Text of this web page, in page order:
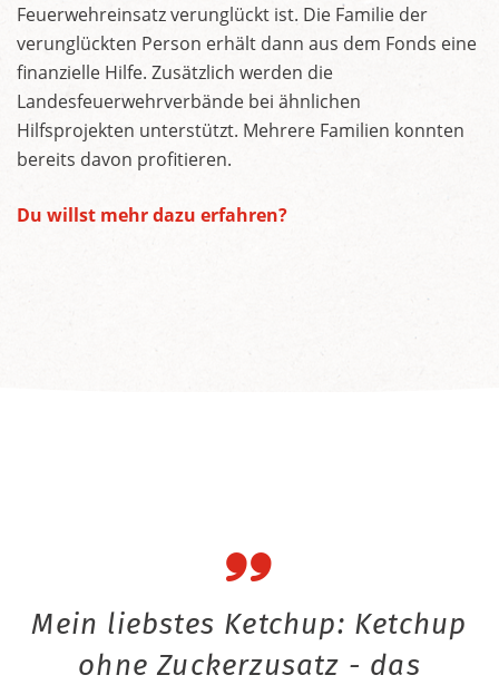
Feuerwehreinsatz verunglückt ist. Die Familie der
verunglückten Person erhält dann aus dem Fonds eine
finanzielle Hilfe. Zusätzlich werden die
Landesfeuerwehrverbände bei ähnlichen
Hilfsprojekten unterstützt. Mehrere Familien konnten
bereits davon profitieren.
Du willst mehr dazu erfahren?
Mein liebstes Ketchup: Ketchup
ohne Zuckerzusatz - das